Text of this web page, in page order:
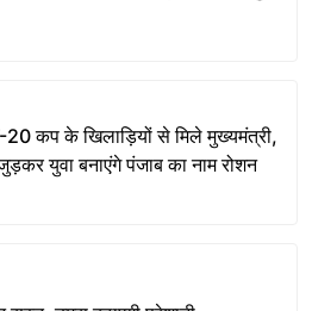
कप के खिलाड़ियों से मिले मुख्यमंत्री,
युवा बनाएंगे पंजाब का नाम रोशन